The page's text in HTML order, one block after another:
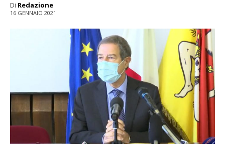
Di Redazione
16 GENNAIO 2021